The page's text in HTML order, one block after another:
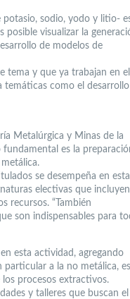
potasio, sodio, yodo y litio-
visualizar la
de modelos de
tema y que ya trabajan en el
temáticas como el desarrollo
Metalúrgica y Minas de la
es la
se desempeña en esta
electivas que incluyen
recursos. “También
son indispensables para
esta actividad, agregando
particular a la no metálica, es
procesos extractivos.
y talleres que buscan el